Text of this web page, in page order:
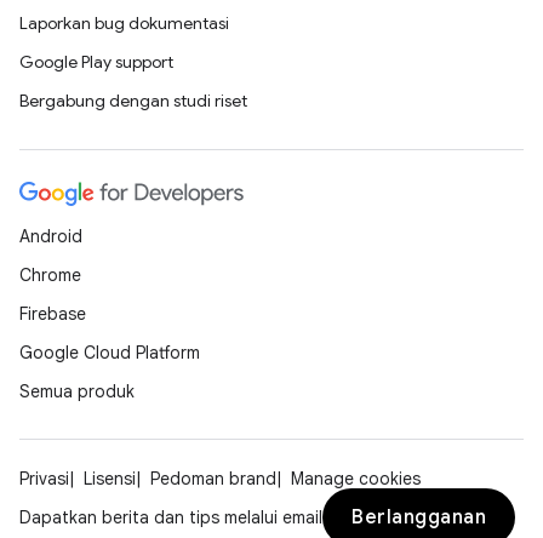
Laporkan bug dokumentasi
Google Play support
Bergabung dengan studi riset
Android
Chrome
Firebase
Google Cloud Platform
Semua produk
Privasi Lisensi Pedoman brand
Manage cookies
Dapatkan berita dan tips melalui email
Berlangganan